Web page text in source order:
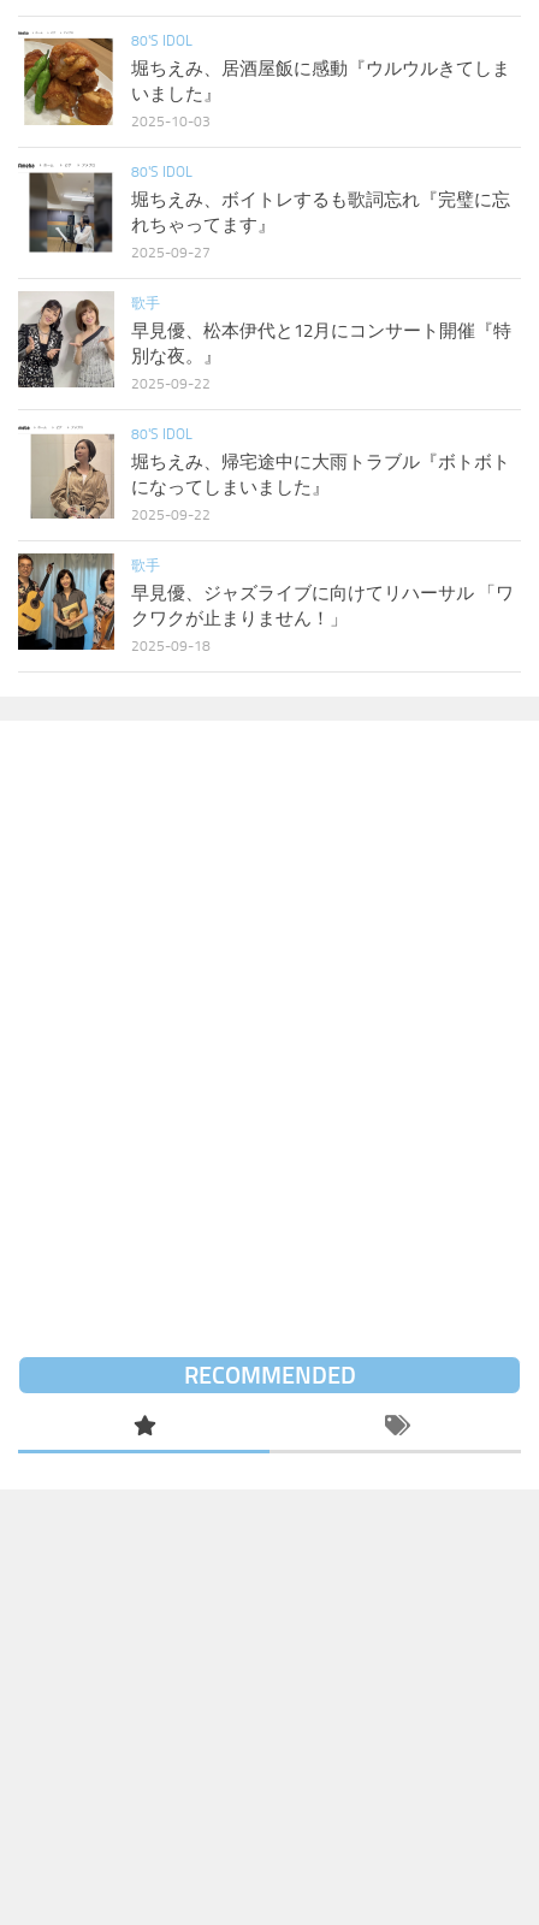
80'S IDOL
堀ちえみ、居酒屋飯に感動『ウルウルきてしま
いました』
2025-10-03
80'S IDOL
堀ちえみ、ボイトレするも歌詞忘れ『完璧に忘
れちゃってます』
2025-09-27
歌手
早見優、松本伊代と12月にコンサート開催『特
別な夜。』
2025-09-22
80'S IDOL
堀ちえみ、帰宅途中に大雨トラブル『ボトボト
になってしまいました』
2025-09-22
歌手
早見優、ジャズライブに向けてリハーサル 「ワ
クワクが止まりません！」
2025-09-18
RECOMMENDED